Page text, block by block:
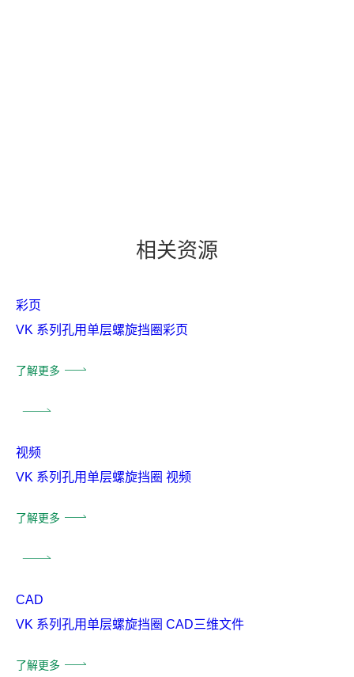
相关资源
彩页
VK 系列孔用单层螺旋挡圈彩页
了解更多
视频
VK 系列孔用单层螺旋挡圈 视频
了解更多
CAD
VK 系列孔用单层螺旋挡圈 CAD三维文件
了解更多